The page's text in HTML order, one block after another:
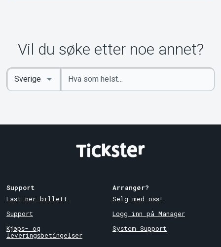
Vil du søke etter noe annet?
Angi
nøkkelord
Select
Country
Support
Last ner billett
Support
Kjøps- og
leveringsbetingelser
Arrangør?
Selg med oss!
Logg inn på Manager
System Support